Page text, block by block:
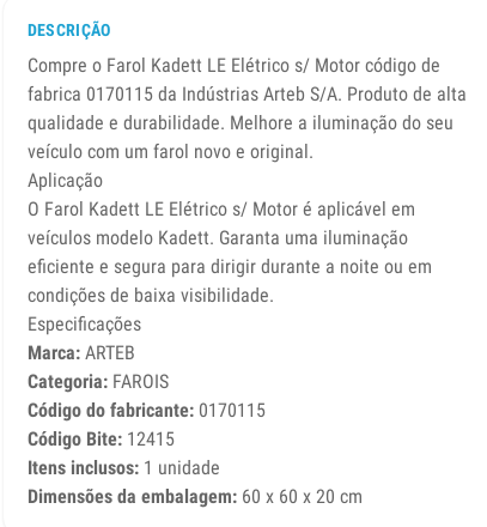
DESCRIÇÃO
Compre o Farol Kadett LE Elétrico s/ Motor código de
fabrica 0170115 da Indústrias Arteb S/A. Produto de alta
qualidade e durabilidade. Melhore a iluminação do seu
veículo com um farol novo e original.
Aplicação
O Farol Kadett LE Elétrico s/ Motor é aplicável em
veículos modelo Kadett. Garanta uma iluminação
eficiente e segura para dirigir durante a noite ou em
condições de baixa visibilidade.
Especificações
Marca:ARTEB
Categoria:FAROIS
Código do fabricante:0170115
Código Bite:12415
Itens inclusos:1 unidade
Dimensões da embalagem:60 x 60 x 20 cm